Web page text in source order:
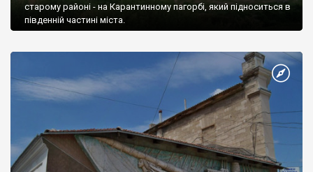
старому районі - на Карантинному пагорбі, який підноситься в
південній частині міста.